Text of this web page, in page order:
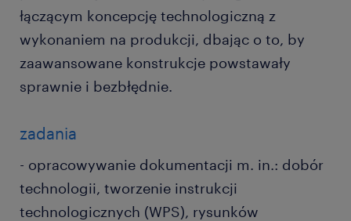
łączącym koncepcję technologiczną z
wykonaniem na produkcji, dbając o to, by
zaawansowane konstrukcje powstawały
sprawnie i bezbłędnie.
zadania
- opracowywanie dokumentacji m. in.: dobór
technologii, tworzenie instrukcji
technologicznych (WPS), rysunków